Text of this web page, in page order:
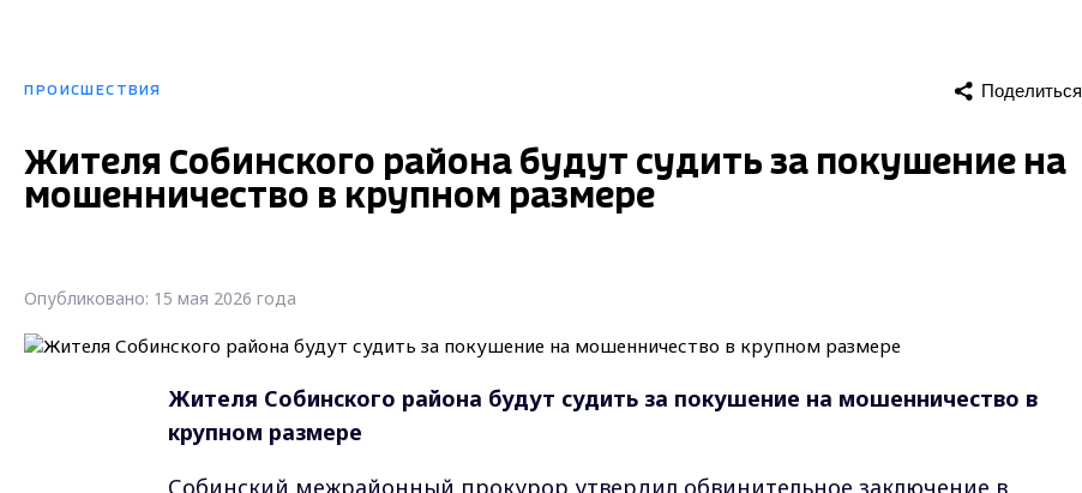
ПРОИСШЕСТВИЯ Поделиться
Жителя Собинского района будут судить за покушение на
мошенничество в крупном размере
Опубликовано: 15 мая 2026 года
Жителя Собинского района будут судить за покушение на мошенничество в
крупном размере
Собинский межрайонный прокурор утвердил обвинительное заключение в